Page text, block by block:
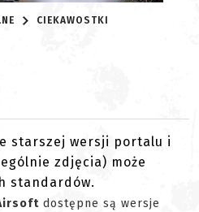
CIEKAWOSTKI
starszej wersji portalu i
zdjęcia) może
standardów.
dostępne są wersje